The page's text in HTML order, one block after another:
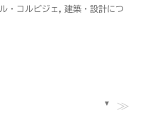
ル・コルビジェ
建築・設計につ
▼ ≫